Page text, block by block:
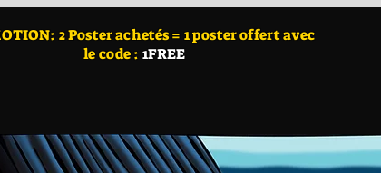
2 Poster achetés = 1 poster offert avec
le code : 1FREE